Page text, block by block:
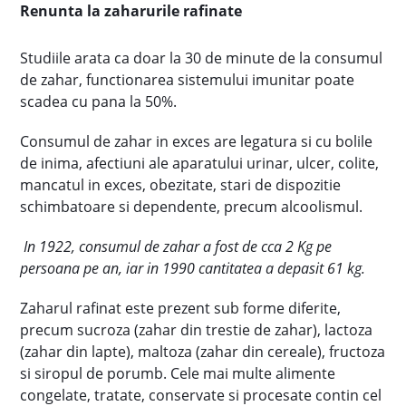
Renunta la zaharurile rafinate
Studiile arata ca doar la 30 de minute de la consumul
de zahar, functionarea sistemului imunitar poate
scadea cu pana la 50%.
Consumul de zahar in exces are legatura si cu bolile
de inima, afectiuni ale aparatului urinar, ulcer, colite,
mancatul in exces, obezitate, stari de dispozitie
schimbatoare si dependente, precum alcoolismul.
In 1922, consumul de zahar a fost de cca 2 Kg pe
persoana pe an, iar in 1990 cantitatea a depasit 61 kg.
Zaharul rafinat este prezent sub forme diferite,
precum sucroza (zahar din trestie de zahar), lactoza
(zahar din lapte), maltoza (zahar din cereale), fructoza
si siropul de porumb. Cele mai multe alimente
congelate, tratate, conservate si procesate contin cel